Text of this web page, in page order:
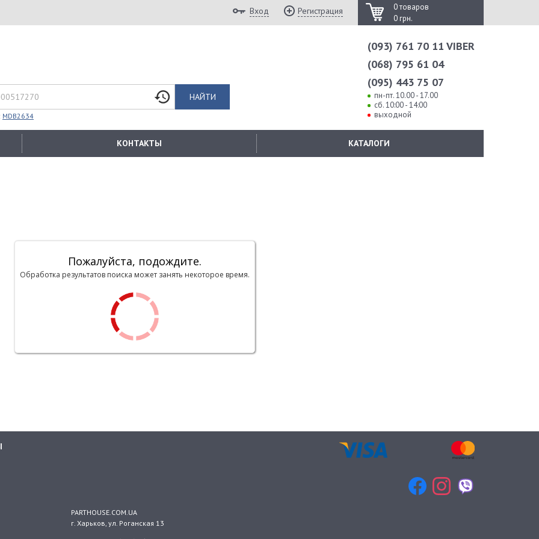
0 товаров
0 грн.
Вход Регистрация
НАЙТИ
MDB2634
(093) 761 70 11 VIBER
(068) 795 61 04
(095) 443 75 07
пн-пт. 10.00 - 17.00
сб. 10:00 - 14:00
выходной
КОНТАКТЫ КАТАЛОГИ
Пожалуйста, подождите.
Обработка результатов поиска может занять некоторое время.
PARTHOUSE.COM.UA
г. Харьков, ул. Роганская 13